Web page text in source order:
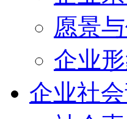
愿景
企业
企业社